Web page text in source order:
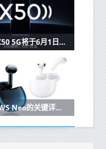
VIVO X50 5G将于6月1日正式上市
Vivo TWS Neo的关键详细信息出现在Vivo的在线商店中